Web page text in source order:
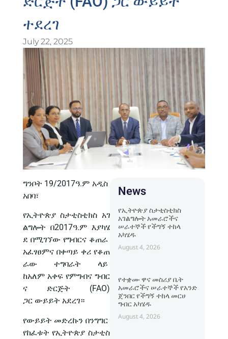
ተደረገ
July 22, 2025
ግንቦት 19/2017ዓ.ም አዲስ
አበባ፣
የኢትዮጵያ ስታቲስቲክስ አገ
ልግሎት በ2017ዓ.ም እያካሄ
ደ በሚገኘው የግብርና ቆጠራ
አፈፃፀምና በቀጣይ ቀሪ የቆጠ
ራው ተግባራት ላይ
ከአለም አቀፍ የምግብና ግብር
ና ድርጅት (FAO)
ጋር ውይይት አደረገ።
የውይይት መድረኩን በንግግር
የከፈቱት የኢትዮጵያ ስታቲስ
News
የኢትዮጵያ ስታቲስቲክስ
አገልግሎት አመራሮችና
ሠራተኞች የችግኝ ተከላ
አካሄዱ
August 4, 2026
የተቋሙ ዋና መስሪያ ቤት
አመራሮችና ሠራተኞች የአንድ
ጀንበር የችግኝ ተከላ መርሀ
ግብር አካሄዱ
August 4, 2026